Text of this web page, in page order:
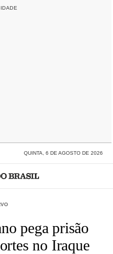
QUINTA, 6 DE AGOSTO DE 2026
pega prisão
no Iraque